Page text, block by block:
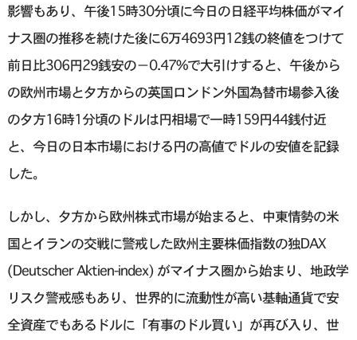
影響もあり、午後15時30分頃に今日の日経平均株価がマイ
ナス圏の推移を続けた後に6万4693円12銭の終値をつけて
前日比306円29銭安の−0.47%で大引けすると、午後から
の欧州市場と夕方からの英国ロンドン外国為替市場参入後
の夕方16時1分頃のドルは円相場で一時159円44銭付近
と、今日の日本市場における円の高値でドルの安値を記録
した。
しかし、夕方から欧州株式市場が始まると、中東情勢の米
国とイランの交戦に警戒した欧州主要株価指数の独DAX
(Deutscher Aktien-index) がマイナス圏から始まり、地政学
リスク警戒感もあり、世界的に流動性が高い基軸通貨で安
全資産でもあるドルに「有事のドル買い」が再び入り、世